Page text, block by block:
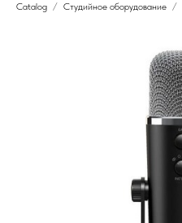
Catalog Студийное оборудование